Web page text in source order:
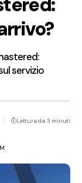
servizio
Lettura da 3 minuti